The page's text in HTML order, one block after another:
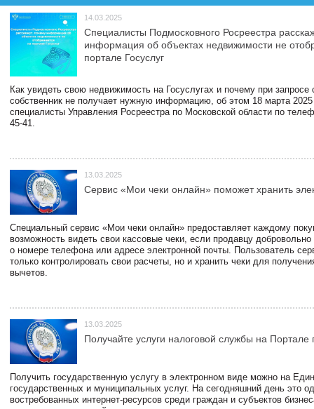
14.03.2025
Специалисты Подмосковного Росреестра
информация об объектах недвижимости не
портале Госуслуг
Как увидеть свою недвижимость на Госуслугах и почему при запросе
собственник не получает нужную информацию, об этом 18 марта 2025
специалисты Управления Росреестра по Московской области по
45-41.
13.03.2025
Сервис «Мои чеки онлайн» поможет хранить
Специальный сервис «Мои чеки онлайн» предоставляет каждому
возможность видеть свои кассовые чеки, если продавцу
о номере телефона или адресе электронной почты. Пользователь
только контролировать свои расчеты, но и хранить чеки для
вычетов.
13.03.2025
Получайте услуги налоговой службы на Портале
Получить государственную услугу в электронном виде можно на
государственных и муниципальных услуг. На сегодняшний день это
востребованных интернет-ресурсов среди граждан и субъектов